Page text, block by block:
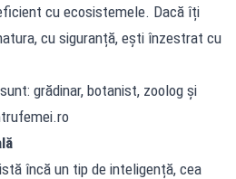
cu ecosistemele. Dacă îți
cu siguranță, ești înzestrat cu
grădinar, botanist, zoolog și
încă un tip de inteligență, cea